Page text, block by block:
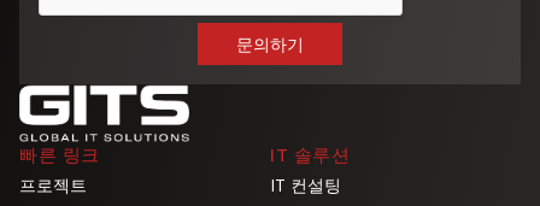
빠른 링크
프로젝트
IT 솔루션
IT 컨설팅